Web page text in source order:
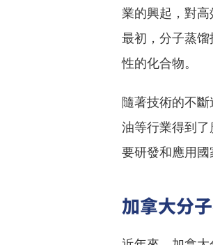
業的興起，對高
最初，分子蒸
性的化合物。
隨著技術的不
油等行業得到
要研發和應用國
加拿大分